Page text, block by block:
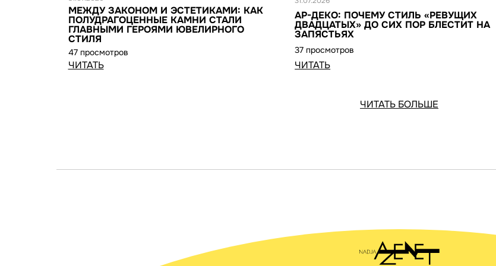
МЕЖДУ ЗАКОНОМ И ЭСТЕТИКАМИ: КАК
ПОЛУДРАГОЦЕННЫЕ КАМНИ СТАЛИ
ГЛАВНЫМИ ГЕРОЯМИ ЮВЕЛИРНОГО
СТИЛЯ
47 просмотров
ЧИТАТЬ
АР-ДЕКО: ПОЧЕМУ СТИЛЬ «РЕВУЩИХ
ДВАДЦАТЫХ» ДО СИХ ПОР БЛЕСТИТ НА
ЗАПЯСТЬЯХ
37 просмотров
ЧИТАТЬ
ЧИТАТЬ БОЛЬШЕ